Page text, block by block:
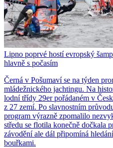
Lipno poprvé hostí evropský
hlavně s počasím
Černá v Pošumaví se na týden
mládežnického jachtingu. Na
lodní třídy 29er pořádaném v
z 27 zemí. Po slavnostním
program výrazně zpomalilo
středu se flotila konečně dočkala
závodění ale dál připomíná
bouřkami.